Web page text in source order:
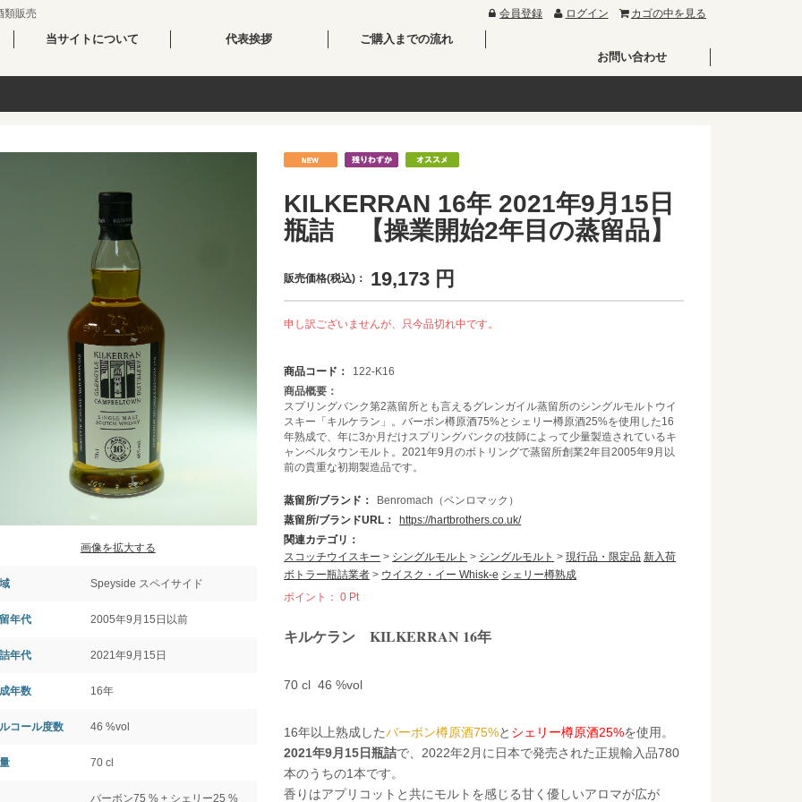
会員登録 ログイン カゴの中を見る
類販売
当サイトについて 代表挨拶
ご購入までの流れ
お問い合わせ
画像を拡大する
Speyside スペイサイド
年代 2005年9月15日以前
年代 2021年9月15日
年数 16年
コール度数 46 %vol
70 cl
バーボン75 % + シェリー25 %
KILKERRAN 16年 2021年9月15日
瓶詰 【操業開始2年目の蒸留品】
販売価格(税込)： 19,173 円
申し訳ございませんが、只今品切れ中です。
商品コード：
122-K16
商品概要：
スプリングバンク第2蒸留所とも言えるグレンガイル蒸留所のシングルモルトウイ
スキー「キルケラン」。バーボン樽原酒75%とシェリー樽原酒25%を使用した16
年熟成で、年に3か月だけスプリングバンクの技師によって少量製造されているキ
ャンベルタウンモルト。2021年9月のボトリングで蒸留所創業2年目2005年9月以
前の貴重な初期製造品です。
蒸留所/ブランド：
Benromach（ベンロマック）
蒸留所/ブランドURL：
https://hartbrothers.co.uk/
関連カテゴリ：
スコッチウイスキー > シングルモルト > シングルモルト >現行品・限定品 新入荷
ボトラー瓶詰業者 > ウイスク・イー Whisk-e シェリー樽熟成
ポイント：0 Pt
キルケラン KILKERRAN 16年
70 cl 46 %vol
16年以上熟成したバーボン樽原酒75%と シェリー樽原酒25%を使用。
2021年9月15日瓶詰で、2022年2月に日本で発売された正規輸入品780
本のうちの1本です。
香りはアプリコットと共にモルトを感じる甘く優しいアロマが広が